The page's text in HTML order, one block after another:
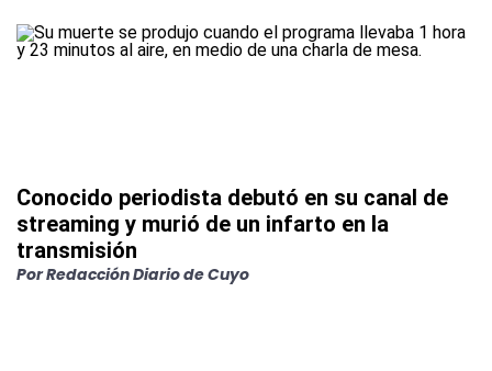
Conocido periodista debutó en su canal de
streaming y murió de un infarto en la
transmisión
PorRedacción Diario de Cuyo